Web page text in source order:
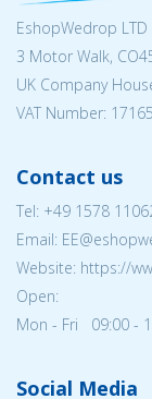
EshopWedrop LTD
3 Motor Walk,
UK Company
VAT Number:
Contact us
Tel: +49 1578
Email:
Website: https://
Open:
Mon - Fri 09:00 -
Social Media